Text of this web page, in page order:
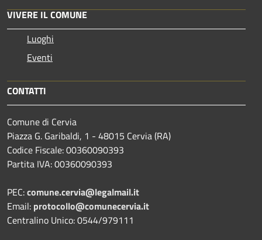
VIVERE IL COMUNE
Luoghi
Eventi
CONTATTI
Comune di Cervia
Piazza G. Garibaldi, 1 - 48015 Cervia (RA)
Codice Fiscale: 00360090393
Partita IVA: 00360090393
PEC:comune.cervia@legalmail.it
Email: protocollo@comunecervia.it
Centralino Unico: 0544/979111